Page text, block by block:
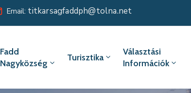
Email: titkarsagfaddph@tolna.net
Fadd
Nagyközség
Turisztika
Választási
Információk